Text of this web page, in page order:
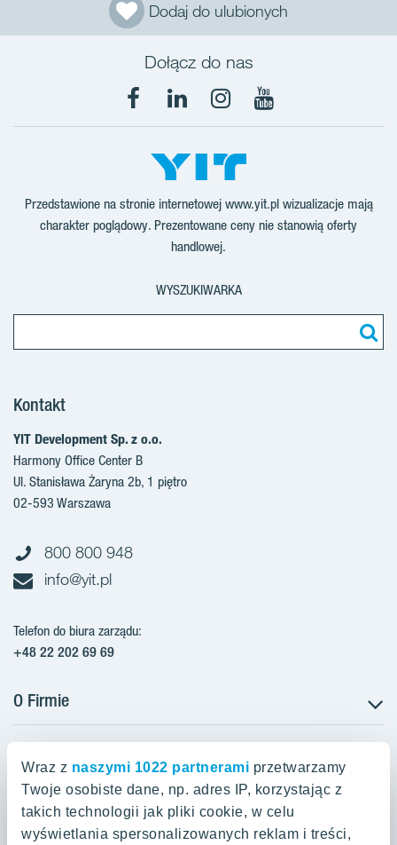
Wraz z naszymi 1022 partnerami przetwarzamy
Twoje osobiste dane, np. adres IP, korzystając z
takich technologii jak pliki cookie, w celu
wyświetlania spersonalizowanych reklam i treści,
Dodaj do ulubionych
Dołącz do nas
Facebook
LinkedInInstagram
YouTube
Przedstawione na stronie internetowej www.yit.pl wizualizacje mają
charakter poglądowy. Prezentowane ceny nie stanowią oferty
handlowej.
WYSZUKIWARKA
Kontakt
YIT Development Sp. z o.o.
Harmony Office Center B
Ul. Stanisława Żaryna 2b, 1 piętro
02-593 Warszawa
800 800 948
info@yit.pl
Telefon do biura zarządu:
+48 22 202 69 69
O Firmie
Projekty w przygotowaniu
Projekty zrealizowane
Aktualności
Zakup gruntów
Projekty w Polsce
Aroma Park Lofty Warszawa
Talarowa Park Warszawa
Oferty mieszkaniowe Warszawa